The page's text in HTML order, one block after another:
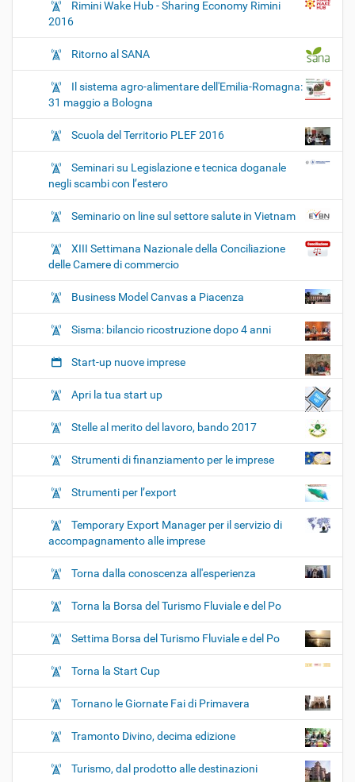
Rimini Wake Hub - Sharing Economy Rimini
2016
Ritorno al SANA
Il sistema agro-alimentare dell'Emilia-Romagna:
31 maggio a Bologna
Scuola del Territorio PLEF 2016
Seminari su Legislazione e tecnica doganale
negli scambi con l’estero
Seminario on line sul settore salute in Vietnam
XIII Settimana Nazionale della Conciliazione
delle Camere di commercio
Business Model Canvas a Piacenza
Sisma: bilancio ricostruzione dopo 4 anni
Start-up nuove imprese
Apri la tua start up
Stelle al merito del lavoro, bando 2017
Strumenti di finanziamento per le imprese
Strumenti per l’export
Temporary Export Manager per il servizio di
accompagnamento alle imprese
Torna dalla conoscenza all'esperienza
Torna la Borsa del Turismo Fluviale e del Po
Settima Borsa del Turismo Fluviale e del Po
Torna la Start Cup
Tornano le Giornate Fai di Primavera
Tramonto Divino, decima edizione
Turismo, dal prodotto alle destinazioni